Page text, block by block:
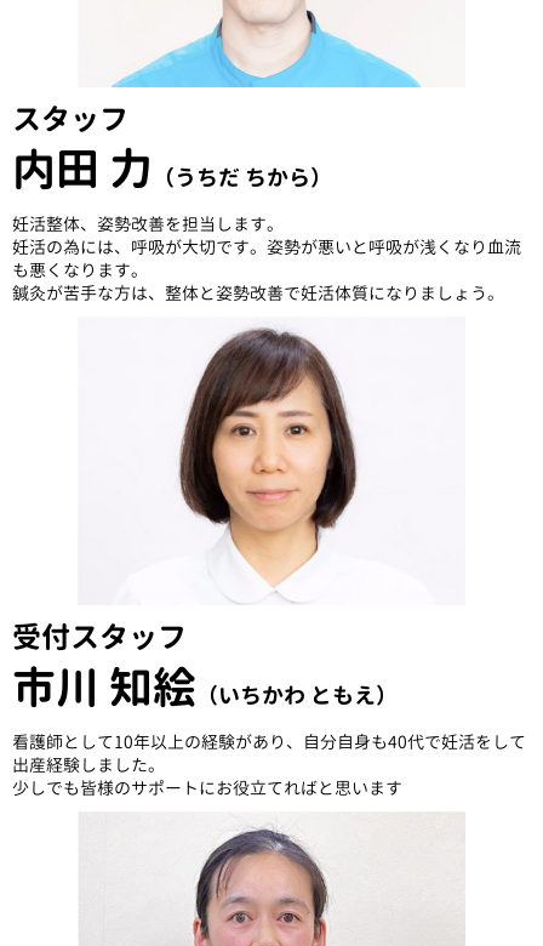
スタッフ
内田 力 （うちだ ちから）
妊活整体、姿勢改善を担当します。
妊活の為には、呼吸が大切です。姿勢が悪いと呼吸が浅くなり血流
も悪くなります。
鍼灸が苦手な方は、整体と姿勢改善で妊活体質になりましょう。
受付スタッフ
市川 知絵 （いちかわ ともえ）
看護師として10年以上の経験があり、自分自身も40代で妊活をして
出産経験しました。
少しでも皆様のサポートにお役立てればと思います